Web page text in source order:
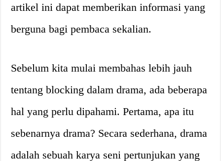
artikel ini dapat memberikan informasi yang
berguna bagi pembaca sekalian.
Sebelum kita mulai membahas lebih jauh
tentang blocking dalam drama, ada beberapa
hal yang perlu dipahami. Pertama, apa itu
sebenarnya drama? Secara sederhana, drama
adalah sebuah karya seni pertunjukan yang